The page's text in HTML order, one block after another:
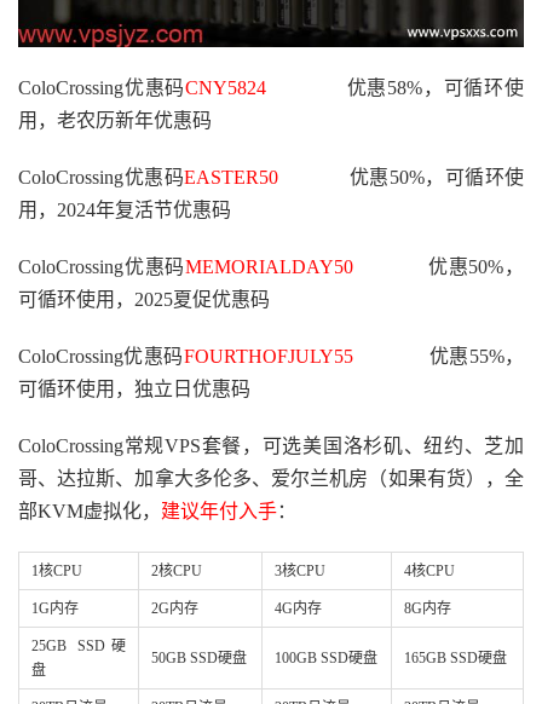
ColoCrossing优惠码CNY5824 优惠58%，可循环使
用，老农历新年优惠码
ColoCrossing优惠码EASTER50 优惠50%，可循环使
用，2024年复活节优惠码
ColoCrossing优惠码MEMORIALDAY50 优惠50%，
可循环使用，2025夏促优惠码
ColoCrossing优惠码FOURTHOFJULY55优惠55%，
可循环使用，独立日优惠码
ColoCrossing常规VPS套餐，可选美国洛杉矶、纽约、芝加
哥、达拉斯、加拿大多伦多、爱尔兰机房（如果有货），全
部KVM虚拟化， 建议年付入手：
1核CPU 2核CPU 3核CPU 4核CPU
1G内存 2G内存 4G内存 8G内存
25GB SSD硬
盘
50GB SSD硬盘 100GB SSD硬盘 165GB SSD硬盘